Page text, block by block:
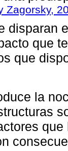
Zagorsky,
disparan
que
que
la